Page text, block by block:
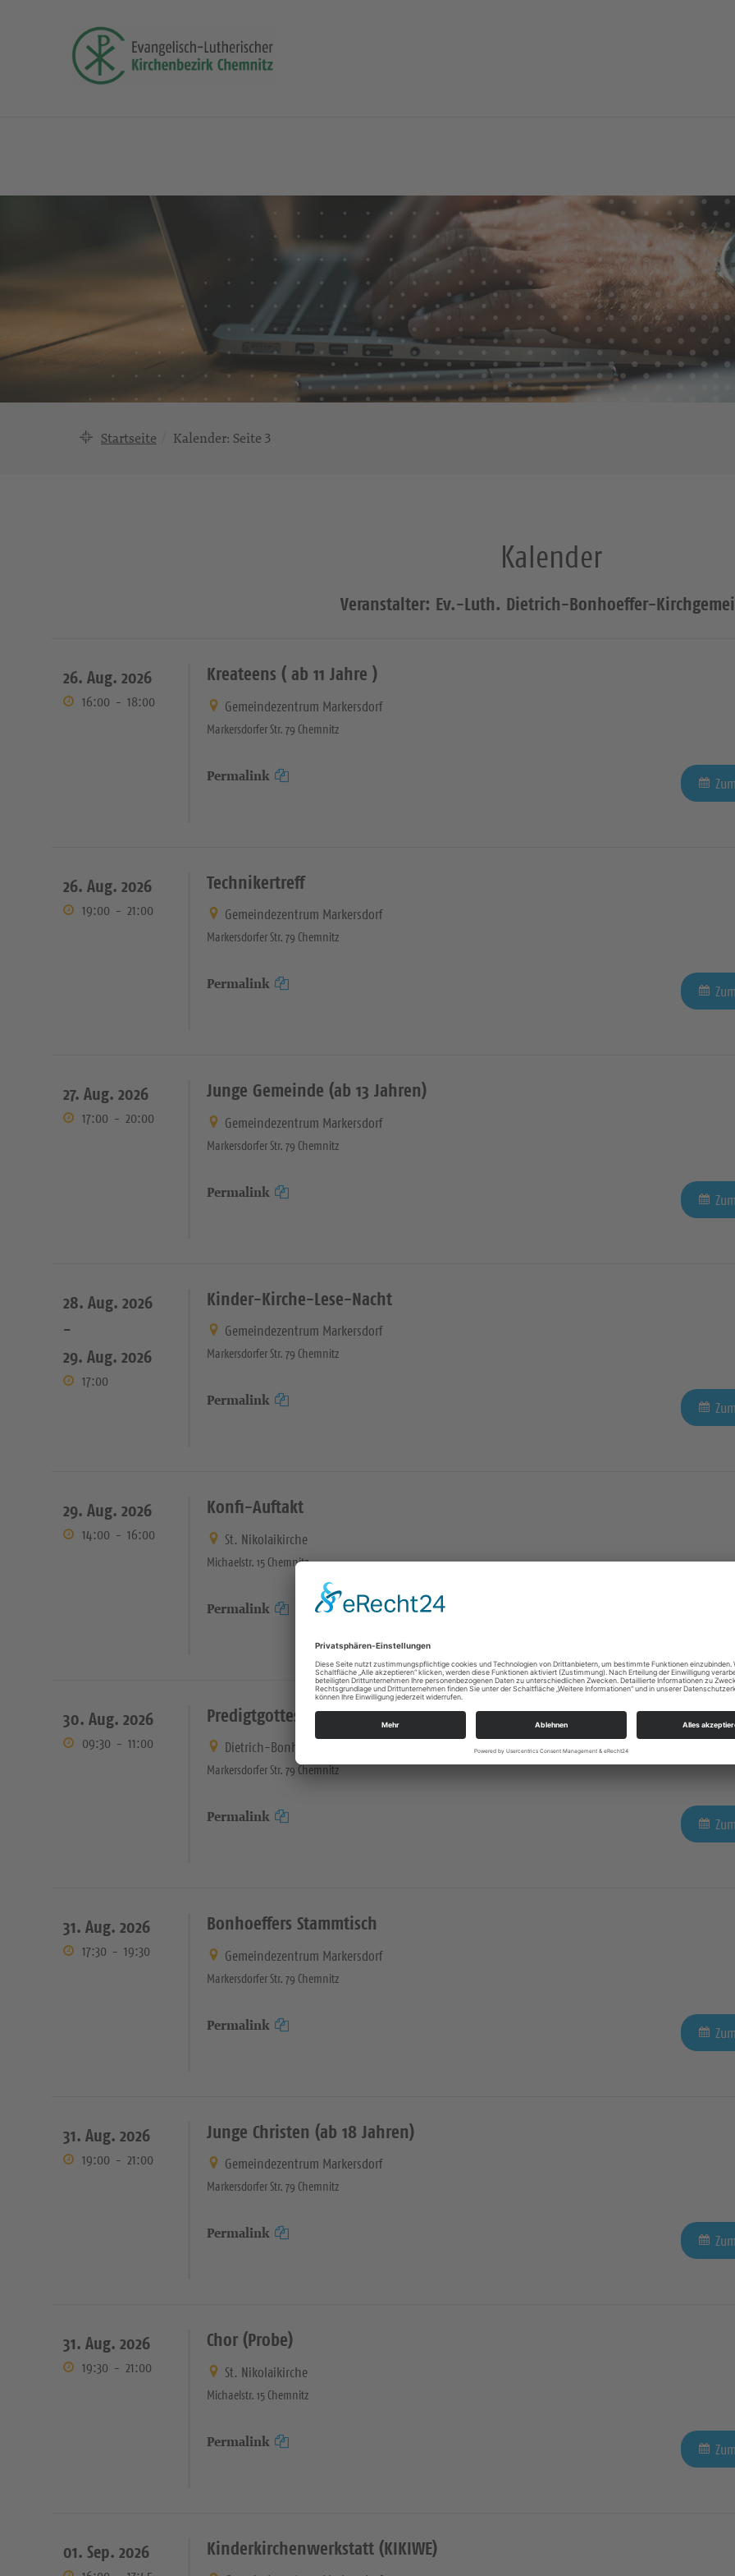
Startseite Kalender: Seite 3
Kalender
Veranstalter: Ev.-Luth. Dietrich-Bonhoeffer-
26. Aug. 2026
16:00 - 18:00
Kreateens ( ab 11 Jahre )
Gemeindezentrum Markersdorf
Markersdorfer Str. 79 Chemnitz
Permalink
26. Aug. 2026
19:00 - 21:00
Technikertreff
Gemeindezentrum Markersdorf
Markersdorfer Str. 79 Chemnitz
Permalink
27. Aug. 2026
17:00 - 20:00
Junge Gemeinde (ab 13 Jahren)
Gemeindezentrum Markersdorf
Markersdorfer Str. 79 Chemnitz
Permalink
28. Aug. 2026
-
29. Aug. 2026
17:00
Kinder-Kirche-Lese-Nacht
Gemeindezentrum Markersdorf
Markersdorfer Str. 79 Chemnitz
Permalink
29. Aug. 2026
14:00 - 16:00
Konfi-Auftakt
St. Nikolaikirche
Michaelstr. 15 Chemnitz
Permalink
30. Aug. 2026
09:30 - 11:00
Predigtgottesdienst
Dietrich-Bonhoeffer-Kirche
Markersdorfer Str. 79 Chemnitz
Permalink
31. Aug. 2026
17:30 - 19:30
Bonhoeffers Stammtisch
Gemeindezentrum Markersdorf
Markersdorfer Str. 79 Chemnitz
Permalink
31. Aug. 2026
19:00 - 21:00
Junge Christen (ab 18 Jahren)
Gemeindezentrum Markersdorf
Markersdorfer Str. 79 Chemnitz
Permalink
31. Aug. 2026
19:30 - 21:00
Chor (Probe)
St. Nikolaikirche
Michaelstr. 15 Chemnitz
Permalink
01. Sep. 2026 Kinderkirchenwerkstatt (KIKIWE)